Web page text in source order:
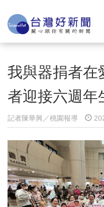
我與器捐者
者迎接六週年
記者陳華興／桃園報導